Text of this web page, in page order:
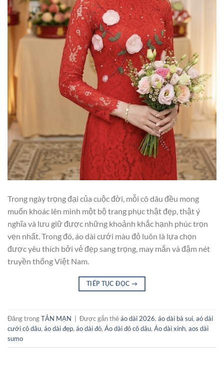
Trong ngày trọng đại của cuộc đời, mỗi cô dâu đều mong
muốn khoác lên mình một bộ trang phục thật đẹp, thật ý
nghĩa và lưu giữ được những khoảnh khắc hạnh phúc trọn
vẹn nhất. Trong đó, áo dài cưới màu đỏ luôn là lựa chọn
được yêu thích bởi vẻ đẹp sang trọng, may mắn và đậm nét
truyền thống Việt Nam.
TIẾP TỤC ĐỌC →
Đăng trongTẢN MẠN | Được gắn thẻáo dài 2026, áo dài bà sui, aó dài
cưới cô dâu, áo dài đẹp, áo dài đỏ, Áo dài đỏ cô dâu, Áo dài xinh, aos dài
sumo